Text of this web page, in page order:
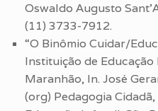
Oswaldo Augusto
(11) 3733-7912.
“O Binômio Cuidar/
Instituição de
Maranhão, In. José
(org) Pedagogia